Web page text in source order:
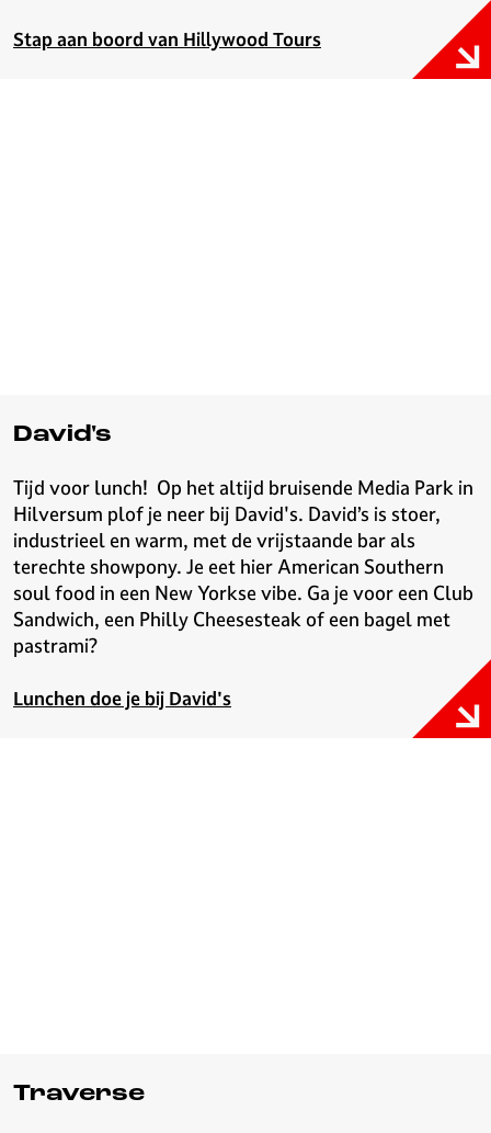
Stap aan boord van Hillywood Tours
David's
Tijd voor lunch! Op het altijd bruisende Media Park in
Hilversum plof je neer bij David's. David’s is stoer,
industrieel en warm, met de vrijstaande bar als
terechte showpony. Je eet hier American Southern
soul food in een New Yorkse vibe. Ga je voor een Club
Sandwich, een Philly Cheesesteak of een bagel met
pastrami?
Lunchen doe je bij David's
Traverse